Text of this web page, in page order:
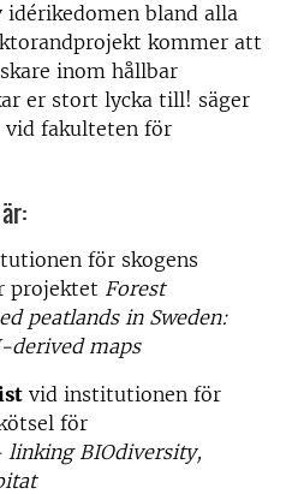
idérikedomen bland alla
kommer att
inom hållbar
er stort lycka till! säger
vid fakulteten för
för skogens
projektet Forest
peatlands in Sweden:
derived maps
vid institutionen för
för
linking BIOdiversity,